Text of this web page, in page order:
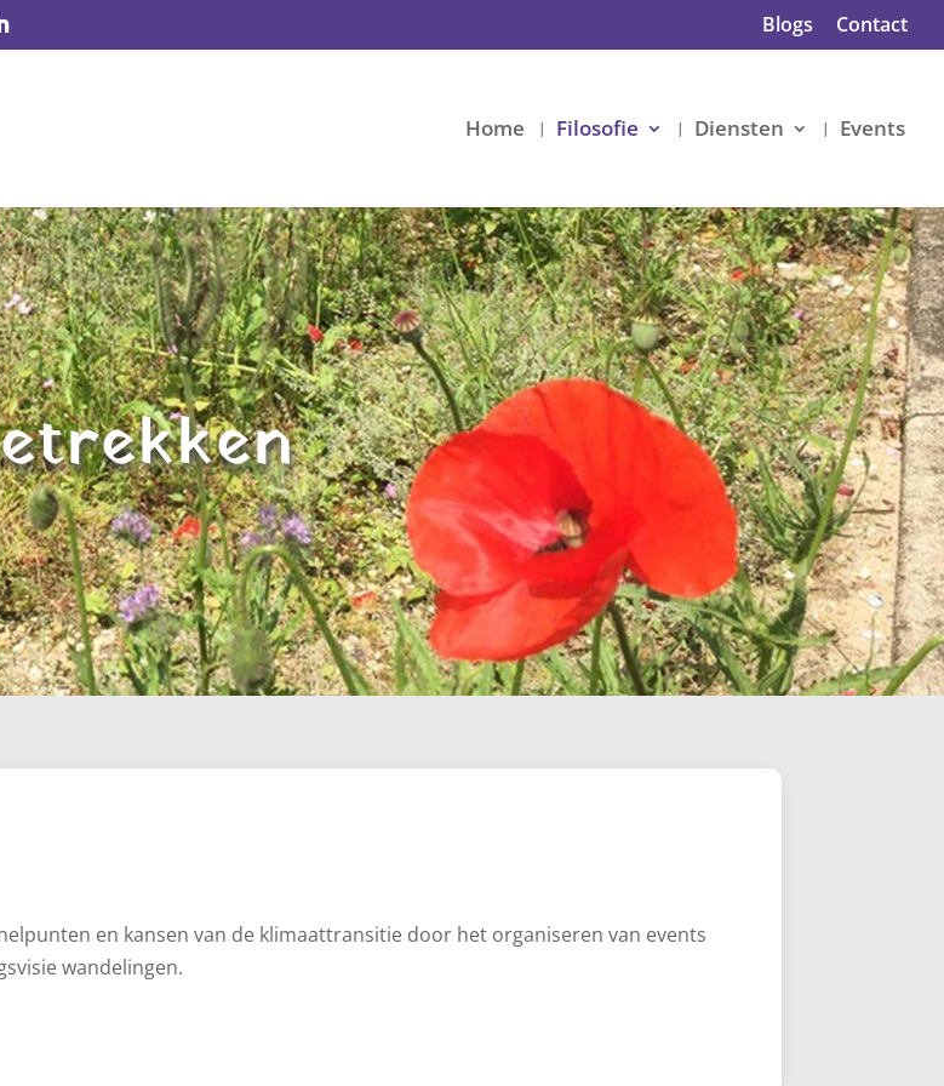
Blogs Contact
Home Filosofie Diensten Events
en kansen van de klimaattransitie door het organiseren van events
wandelingen.